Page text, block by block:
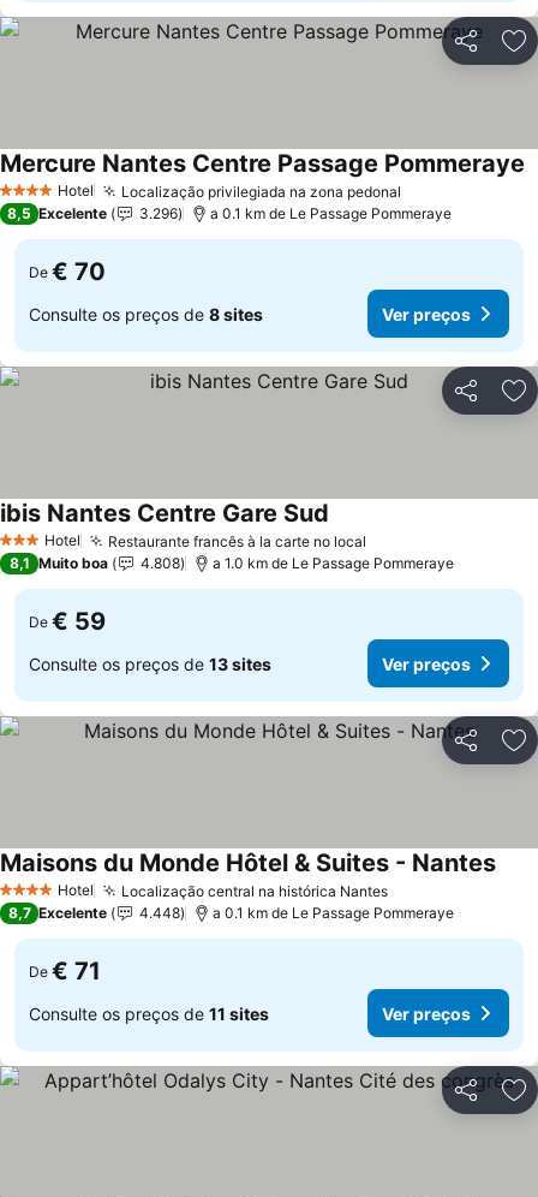
Partilhar
4 EstrelasHotel Localização privilegiada na zona pedonal
Mercure Nantes Centre Passage Pommeraye
8,5 Excelente 3.296 a 0.1 km de Le Passage Pommeraye
De € 70
Consulte os preços de 8 sites Ver preços
Partilhar
3 EstrelasHotel Restaurante francês à la carte no local
ibis Nantes Centre Gare Sud
8,1 Muito boa 4.808 a 1.0 km de Le Passage Pommeraye
De € 59
Consulte os preços de 13 sites Ver preços
Partilhar
4 EstrelasHotel Localização central na histórica Nantes
Maisons du Monde Hôtel & Suites - Nantes
8,7 Excelente 4.448 a 0.1 km de Le Passage Pommeraye
De € 71
Consulte os preços de 11 sites Ver preços
Partilhar